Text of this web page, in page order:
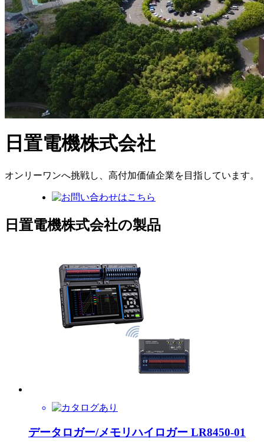
日置電機株式会社
オンリーワンへ挑戦し、高付加価値企業を目指しています。
日置電機株式会社の製品
データロガー/メモリハイロガー LR8450-01